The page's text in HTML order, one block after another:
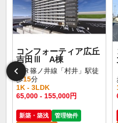
コンフォーティア広丘
吉田Ⅲ A棟
ＪＲ篠ノ井線「村井」駅徒
歩15分
1K - 3LDK
65,000 - 155,000円
新築・築浅
管理物件